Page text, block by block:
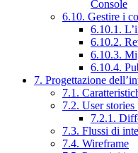
Console
6.10. Gestire i
6.10.1.
6.10.2.
6.10.3.
6.10.4.
7. Progettazione
7.1.
7.2. User
7.2.1.
7.3. Flussi di
7.4. Wireframe